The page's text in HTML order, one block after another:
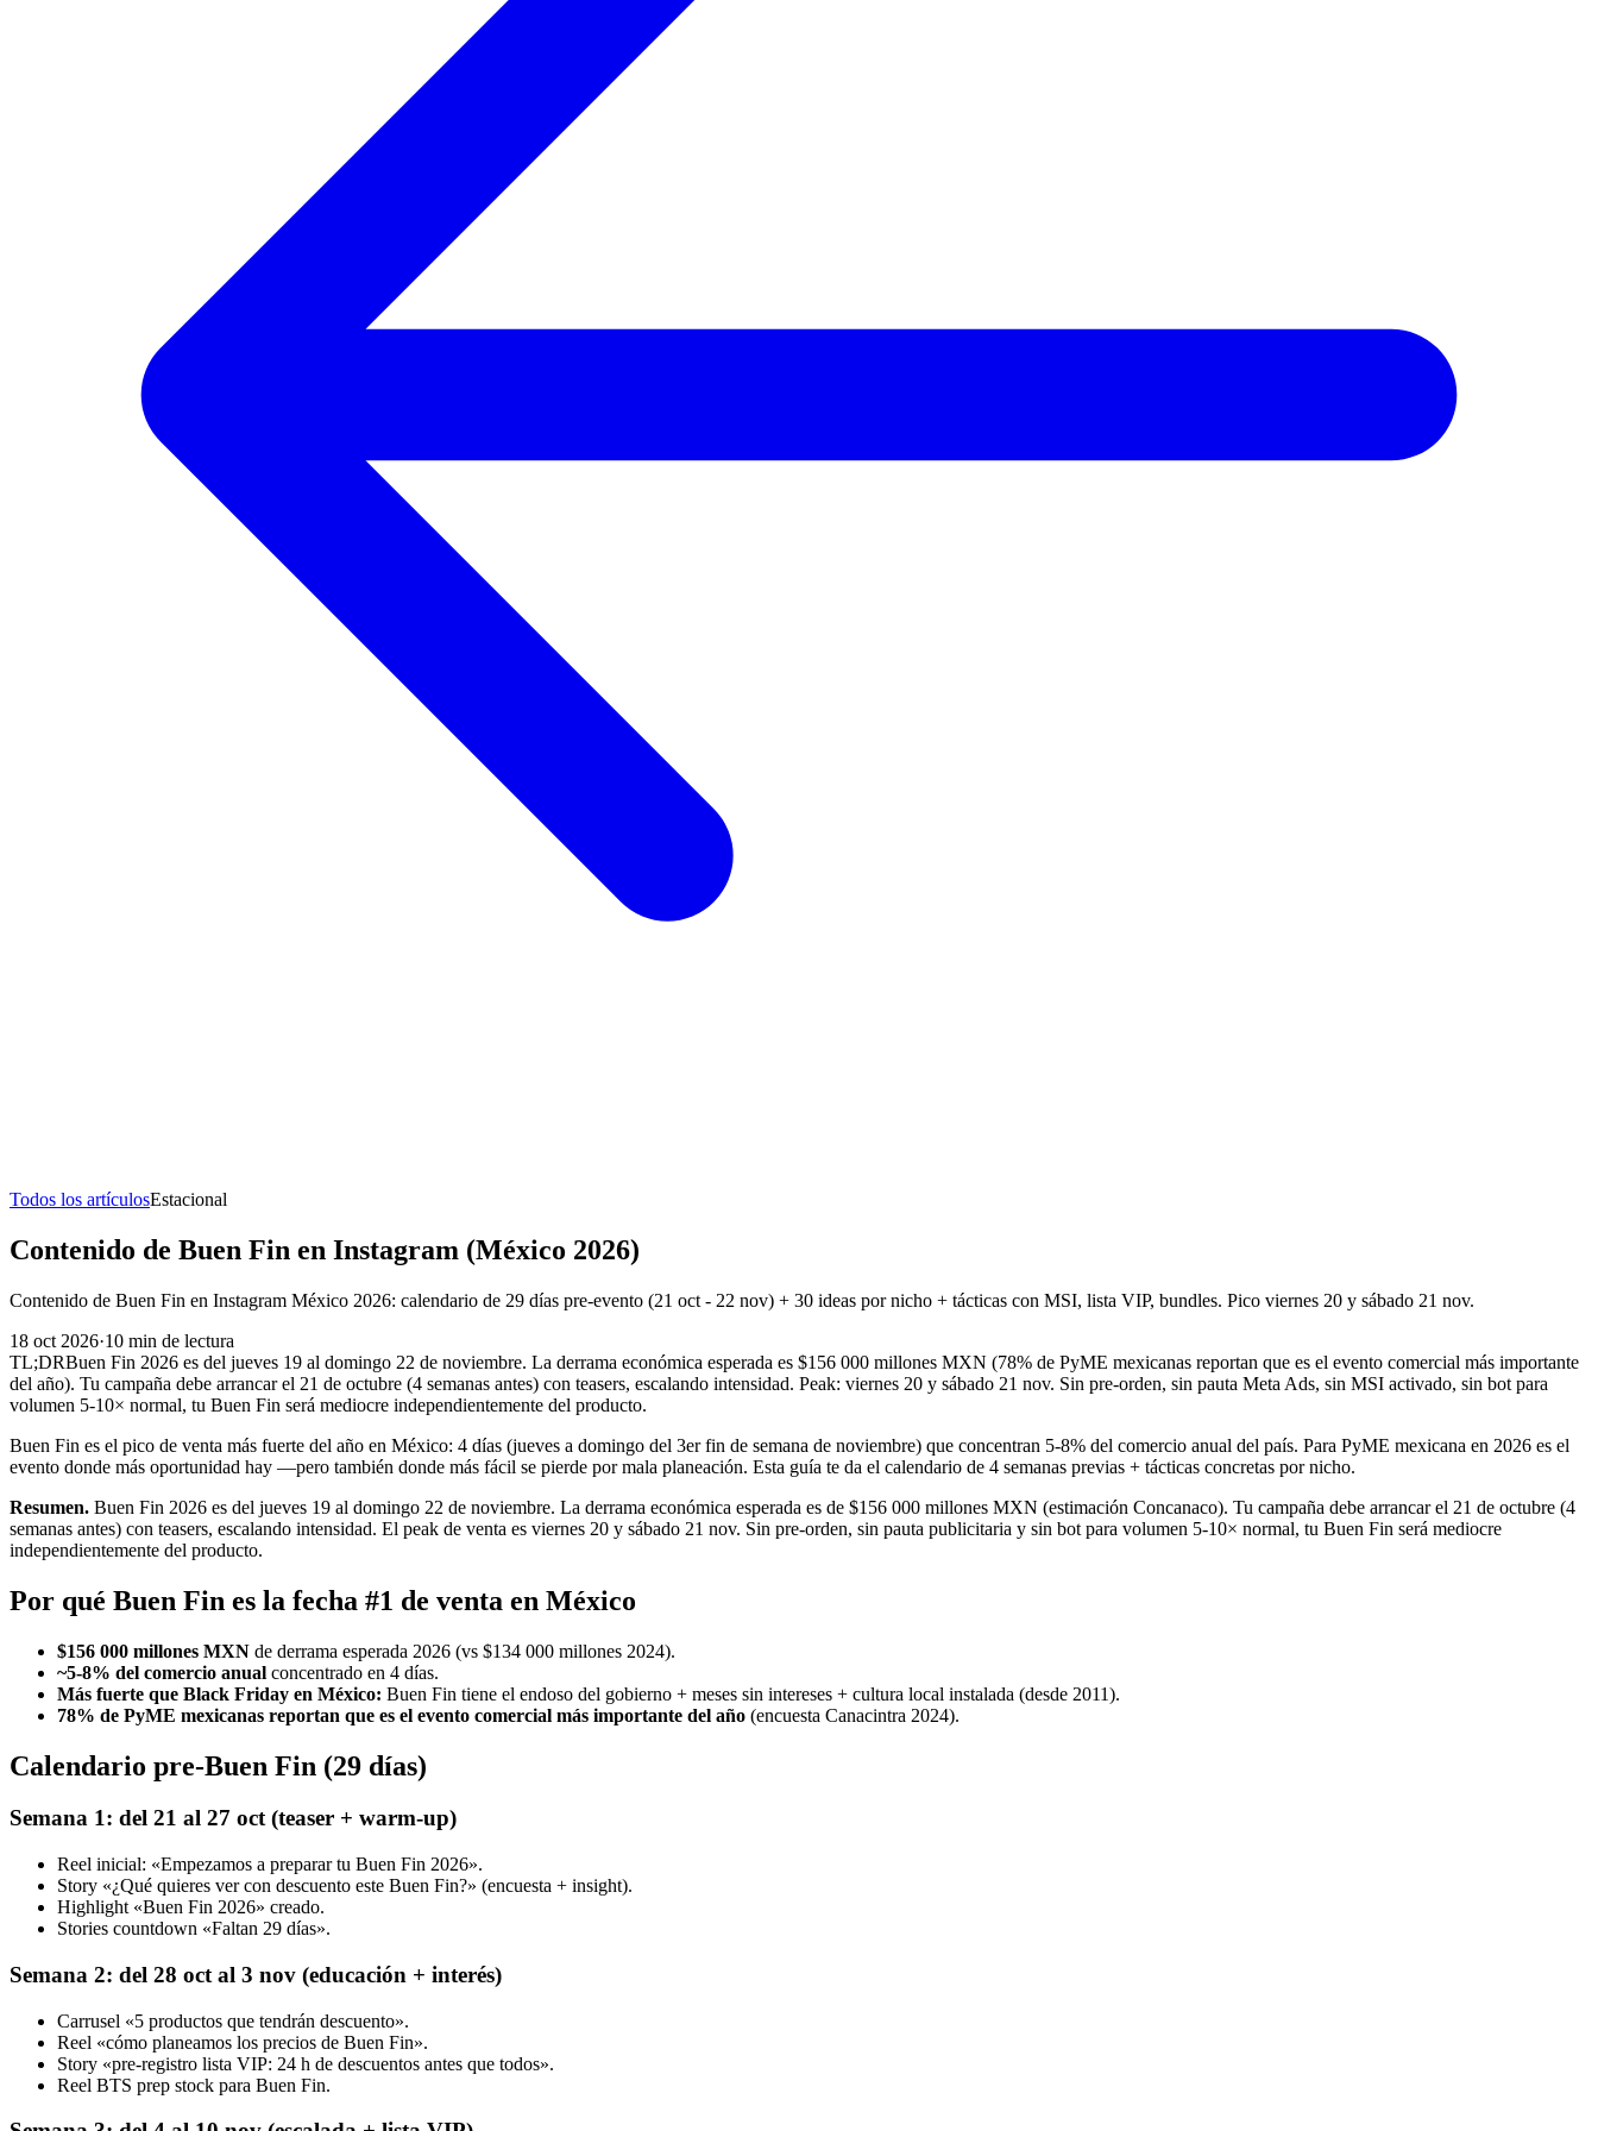
Todos los artículosEstacional
Contenido de Buen Fin en Instagram (México 2026)
Contenido de Buen Fin en Instagram México 2026: calendario de 29 días pre-evento (21 oct - 22 nov) + 30 ideas por nicho + tácticas con MSI, lista VIP, bundles. Pico viernes 20 y sábado 21 nov.
18 oct 2026·10 min de lectura
TL;DRBuen Fin 2026 es del jueves 19 al domingo 22 de noviembre. La derrama económica esperada es $156 000 millones MXN (78% de PyME mexicanas reportan que es el evento comercial más importante
del año). Tu campaña debe arrancar el 21 de octubre (4 semanas antes) con teasers, escalando intensidad. Peak: viernes 20 y sábado 21 nov. Sin pre-orden, sin pauta Meta Ads, sin MSI activado, sin bot para
volumen 5-10× normal, tu Buen Fin será mediocre independientemente del producto.
Buen Fin es el pico de venta más fuerte del año en México: 4 días (jueves a domingo del 3er fin de semana de noviembre) que concentran 5-8% del comercio anual del país. Para PyME mexicana en 2026 es el
evento donde más oportunidad hay —pero también donde más fácil se pierde por mala planeación. Esta guía te da el calendario de 4 semanas previas + tácticas concretas por nicho.
Resumen. Buen Fin 2026 es del jueves 19 al domingo 22 de noviembre. La derrama económica esperada es de $156 000 millones MXN (estimación Concanaco). Tu campaña debe arrancar el 21 de octubre (4
semanas antes) con teasers, escalando intensidad. El peak de venta es viernes 20 y sábado 21 nov. Sin pre-orden, sin pauta publicitaria y sin bot para volumen 5-10× normal, tu Buen Fin será mediocre
independientemente del producto.
Por qué Buen Fin es la fecha #1 de venta en México
$156 000 millones MXN de derrama esperada 2026 (vs $134 000 millones 2024).
~5-8% del comercio anual concentrado en 4 días.
Más fuerte que Black Friday en México: Buen Fin tiene el endoso del gobierno + meses sin intereses + cultura local instalada (desde 2011).
78% de PyME mexicanas reportan que es el evento comercial más importante del año (encuesta Canacintra 2024).
Calendario pre-Buen Fin (29 días)
Semana 1: del 21 al 27 oct (teaser + warm-up)
Reel inicial: «Empezamos a preparar tu Buen Fin 2026».
Story «¿Qué quieres ver con descuento este Buen Fin?» (encuesta + insight).
Highlight «Buen Fin 2026» creado.
Stories countdown «Faltan 29 días».
Semana 2: del 28 oct al 3 nov (educación + interés)
Carrusel «5 productos que tendrán descuento».
Reel «cómo planeamos los precios de Buen Fin».
Story «pre-registro lista VIP: 24 h de descuentos antes que todos».
Reel BTS prep stock para Buen Fin.